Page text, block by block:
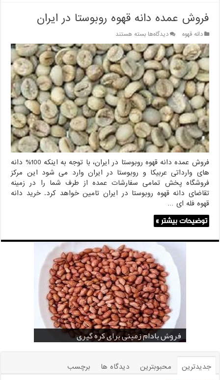
فروش عمده دانه قهوه روبوستا در ایران
دانه قهوه دیدگاه‌هابرای
فروش
عمده
دانه
قهوه
روبوستا
در
ایران
بسته هستند
فروش عمده دانه قهوه روبوستا در ایران، با توجه به اینکه 100% دانه
های وارداتی عربیکا و روبوستا در ایران وارد می شود این مرکز
فروشگاه پخش تمامی سفارشات عمده از طرف شما را در زمینه
تقاضای دانه قهوه روبوستا در ایران تامین خواهد کرد. خرید دانه
قهوه فله ای …
توضیحات بیشتر »
قیمت خرید دانه خام کاکائو
فروش بادام زمینی برای کره گیری
خرید عمده کنجد در تهران
خرید عمده کنجد سیاه و سفید
خرید بادام زمینی فله
خرید عمده کنجد سیاه
خرید عمده کنجد سفید
قیمت خرید کافی میت در کرمان
فروش انواع کنجد در یزد ( Sesame )
جدیدترین محبوبترین دیدگاه ها
برچسب